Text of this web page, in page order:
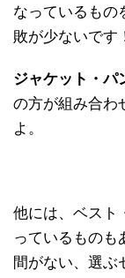
なっているもの
敗が少ないです
ジャケット・パ
の方が組み合わ
よ。
他には、ベスト
っているものも
間がない、選ぶ